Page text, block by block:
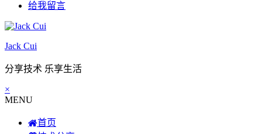
给我留言
Jack Cui
分享技术 乐享生活
×
MENU
首页